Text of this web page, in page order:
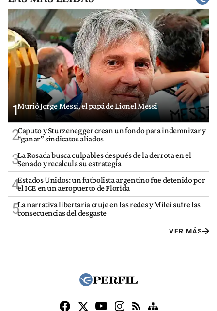
1Murió Jorge Messi, el papá de Lionel Messi
2Caputo y Sturzenegger crean un fondo para indemnizar y
“ganar” sindicatos aliados
3La Rosada busca culpables después de la derrota en el
Senado y recalcula su estrategia
4Estados Unidos: un futbolista argentino fue detenido por
el ICE en un aeropuerto de Florida
5La narrativa libertaria cruje en las redes y Milei sufre las
consecuencias del desgaste
VER MÁS